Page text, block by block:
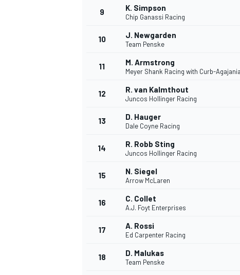
9 K. Simpson
Chip Ganassi Racing
10 J. Newgarden
Team Penske
11 M. Armstrong
Meyer Shank Racing with Curb-
12 R. van Kalmthout
Juncos Hollinger Racing
13 D. Hauger
Dale Coyne Racing
14 R. Robb Sting
Juncos Hollinger Racing
15 N. Siegel
Arrow McLaren
16 C. Collet
A.J. Foyt Enterprises
17 A. Rossi
Ed Carpenter Racing
18 D. Malukas
Team Penske